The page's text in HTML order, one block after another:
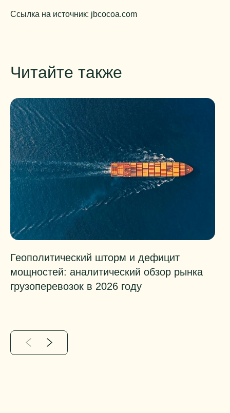
Ссылка на источник: jbcocoa.com
Читайте также
Геополитический шторм и дефицит
мощностей: аналитический обзор рынка
грузоперевозок в 2026 году